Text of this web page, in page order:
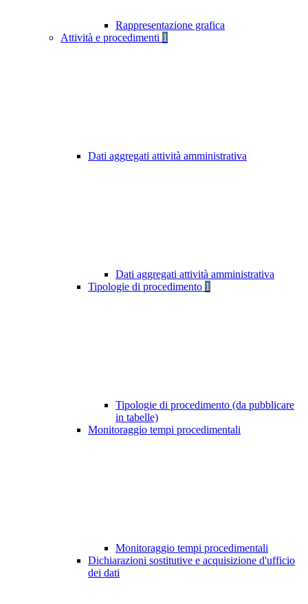
Rappresentazione grafica
Attività e procedimenti 1
Dati aggregati attività amministrativa
Dati aggregati attività amministrativa
Tipologie di procedimento 1
Tipologie di procedimento (da pubblicare
in tabelle)
Monitoraggio tempi procedimentali
Monitoraggio tempi procedimentali
Dichiarazioni sostitutive e acquisizione d'ufficio
dei dati